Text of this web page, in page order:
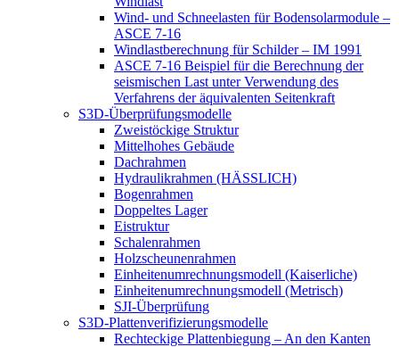
Wind- und Schneelasten für Bodensolarmodule –
ASCE 7-16
Windlastberechnung für Schilder – IM 1991
ASCE 7-16 Beispiel für die Berechnung der
seismischen Last unter Verwendung des
Verfahrens der äquivalenten Seitenkraft
S3D-Überprüfungsmodelle
Zweistöckige Struktur
Mittelhohes Gebäude
Dachrahmen
Hydraulikrahmen (HÄSSLICH)
Bogenrahmen
Doppeltes Lager
Eistruktur
Schalenrahmen
Holzscheunenrahmen
Einheitenumrechnungsmodell (Kaiserliche)
Einheitenumrechnungsmodell (Metrisch)
SJI-Überprüfung
S3D-Plattenverifizierungsmodelle
Rechteckige Plattenbiegung – An den Kanten